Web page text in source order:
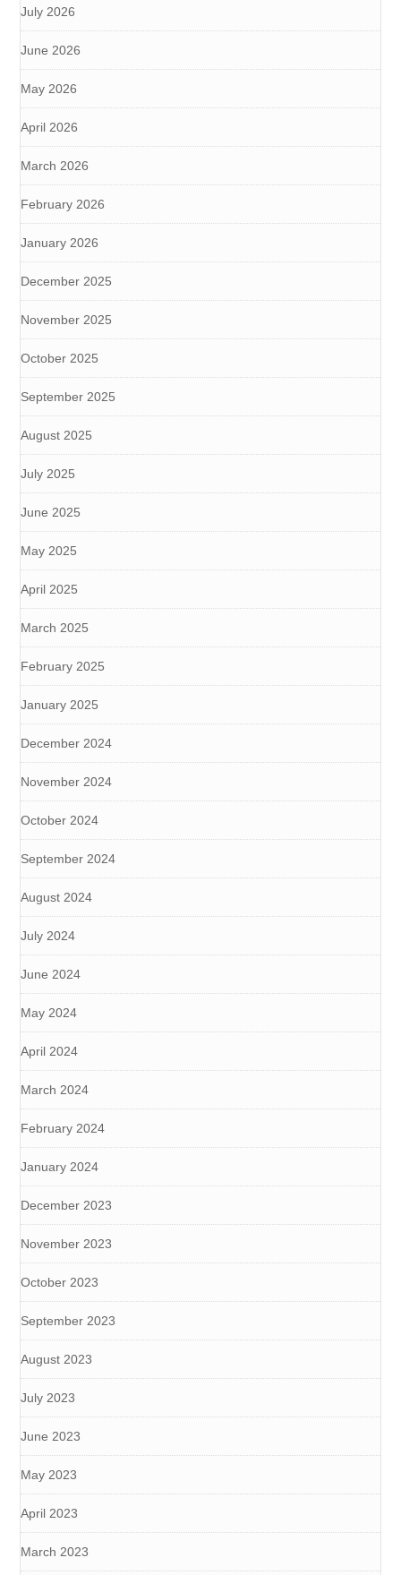
July 2026
June 2026
May 2026
April 2026
March 2026
February 2026
January 2026
December 2025
November 2025
October 2025
September 2025
August 2025
July 2025
June 2025
May 2025
April 2025
March 2025
February 2025
January 2025
December 2024
November 2024
October 2024
September 2024
August 2024
July 2024
June 2024
May 2024
April 2024
March 2024
February 2024
January 2024
December 2023
November 2023
October 2023
September 2023
August 2023
July 2023
June 2023
May 2023
April 2023
March 2023